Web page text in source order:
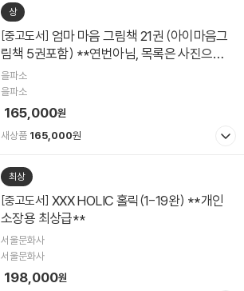
상
[중고도서]
림책 5권포함) **연번아님, 목록은 사진으로*
*
을파소
을파소
165,000원
새상품 165,000원
최상
[중고도서]
소장용 최상급**
서울문화사
서울문화사
198,000원